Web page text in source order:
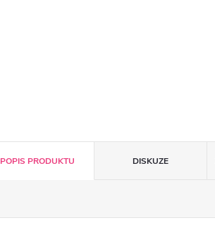
POPIS PRODUKTU DISKUZE